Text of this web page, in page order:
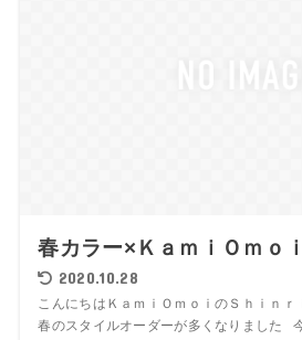
春カラー×ＫａｍｉＯｍｏｉ
2020.10.28
こんにちはＫａｍｉＯｍｏｉのＳｈｉｎ
春のスタイルオーダーが多くなりました